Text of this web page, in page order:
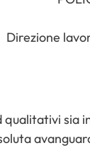
Direzione
sia